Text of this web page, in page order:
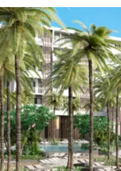
y el hotel que ofrecerá
que cualquier huésped pudiera